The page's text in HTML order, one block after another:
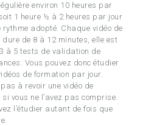
environ 10 heures par
1 heure ½ à 2 heures par jour
rythme adopté. Chaque vidéo de
de 8 à 12 minutes, elle est
à 5 tests de validation de
Vous pouvez donc étudier
de formation par jour.
pas à revoir une vidéo de
vous ne l’avez pas comprise.
l’étudier autant de fois que